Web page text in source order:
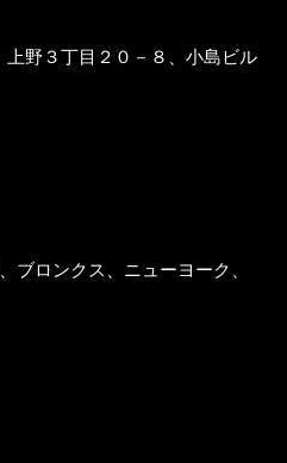
野３丁目２０－８、小島ビル
ロンクス、ニューヨーク、